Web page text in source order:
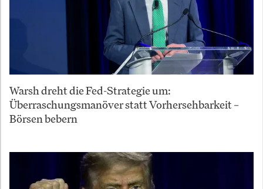
Warsh dreht die Fed-Strategie um:
Überraschungsmanöver statt Vorhersehbarkeit –
Börsen bebern